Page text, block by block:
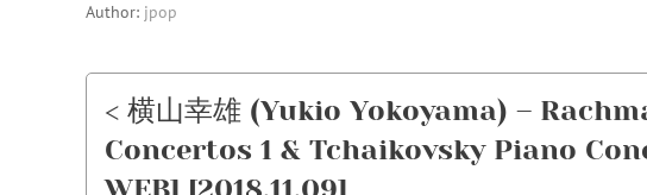
Author: jpop
< 横山幸雄 (Yukio Yokoyama) –
Concertos 1 & Tchaikovsky Piano